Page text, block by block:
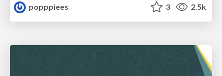
popppiees
3 2.5k